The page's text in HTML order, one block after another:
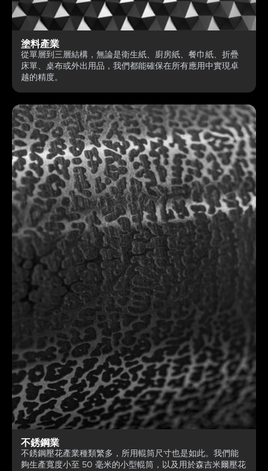
塗料產業
從單層到三層結構，無論是衛生紙、廚房紙、餐巾紙、折疊
床單、桌布或外出用品，我們都能確保在所有應用中實現卓
越的精度。
不銹鋼業
不銹鋼壓花產業種類繁多，所用輥筒尺寸也是如此。我們能
夠生產寬度小至 50 毫米的小型輥筒，以及用於森吉米爾壓花